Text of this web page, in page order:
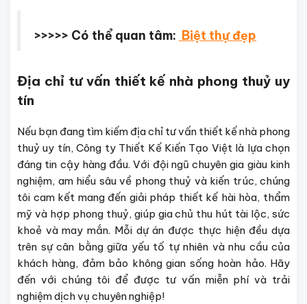
>>>>> Có thể quan tâm: Biệt thự đẹp
Địa chỉ tư vấn thiết kế nhà phong thuỷ uy
tín
Nếu bạn đang tìm kiếm địa chỉ tư vấn thiết kế nhà phong
thuỷ uy tín, Công ty Thiết Kế Kiến Tạo Việt là lựa chọn
đáng tin cậy hàng đầu. Với đội ngũ chuyên gia giàu kinh
nghiệm, am hiểu sâu về phong thuỷ và kiến trúc, chúng
tôi cam kết mang đến giải pháp thiết kế hài hòa, thẩm
mỹ và hợp phong thuỷ, giúp gia chủ thu hút tài lộc, sức
khoẻ và may mắn. Mỗi dự án được thực hiện đều dựa
trên sự cân bằng giữa yếu tố tự nhiên và nhu cầu của
khách hàng, đảm bảo không gian sống hoàn hảo. Hãy
đến với chúng tôi để được tư vấn miễn phí và trải
nghiệm dịch vụ chuyên nghiệp!